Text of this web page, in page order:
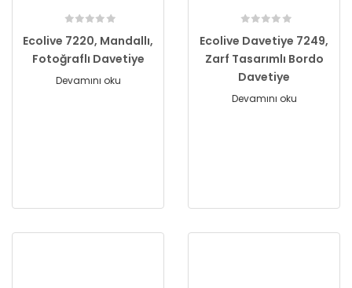
Ecolive 7220, Mandallı,
Fotoğraflı Davetiye
Devamını oku
Ecolive Davetiye 7249,
Zarf Tasarımlı Bordo
Davetiye
Devamını oku